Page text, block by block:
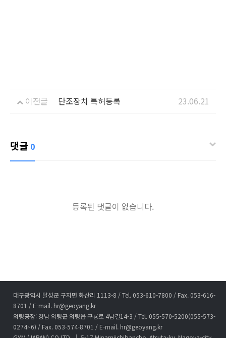
이전글 단조장치 특허등록 23.06.21
댓글 0
등록된 댓글이 없습니다.
대구광역시 달성군 구지면 화산리 1113-8 / Tel. 053-610-7800 / Fax. 053-616-
8701 / E-mail. hr@geoyang.kr
의령공장: 경남 의령군 의령읍 구룡로 4남길14-3 / Tel. 055-570-5200(055-573-
0274~6) / Fax. 053-574-8701 / E-mail. hr@geoyang.kr